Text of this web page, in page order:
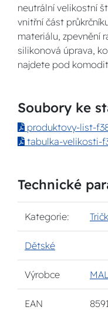
neutrální velikostní
vnitřní část
materiálu, zpevnění
silikonová úprava,
najdete pod
Soubory ke
produktovy-list-
tabulka-velikosti-
Technické
Kategorie:
Dětské
Výrobce
EAN